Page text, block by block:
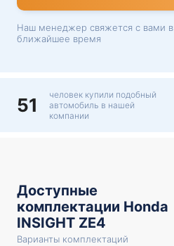
Наш менеджер свяжется с вами в
ближайшее время
51
человек купили подобный
автомобиль в нашей
компании
Доступные
комплектации Honda
INSIGHT ZE4
Варианты комплектаций